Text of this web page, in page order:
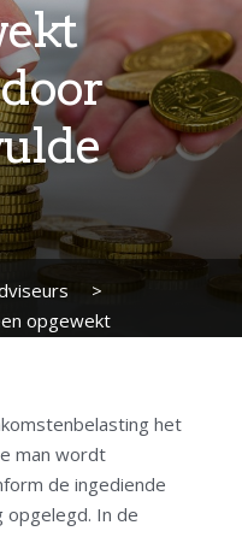
>
opgewekt
het
man wordt
de ingediende
opgelegd. In de